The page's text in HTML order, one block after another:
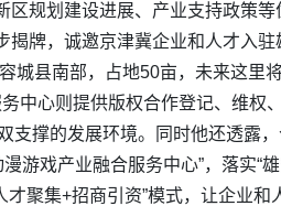
区规划建设进展、产业支持政策
牌，诚邀京津冀企业和人才入驻
城县南部，占地50亩，未来这
中心则提供版权合作登记、维
支撑的发展环境。同时他还透
游戏产业融合服务中心”，落实“
聚集+招商引资”模式，让企业和